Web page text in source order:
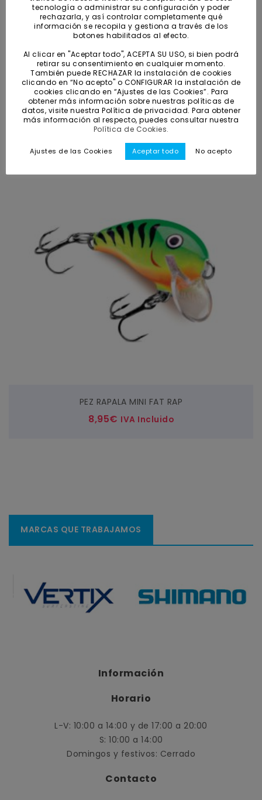
FILTRAR
RESETEAR FILTROS
Rejilla Lista
PEZ RAPALA MINI FAT RAP
8,95€ IVA Incluido
MARCAS QUE TRABAJAMOS
Información
Horario
L-V: 10:00 a 14:00 y de 17:00 a 20:00
S: 10:00 a 14:00
Domingos y festivos: Cerrado
Contacto
tecnología o administrar su configuración y poder
rechazarla, y así controlar completamente qué
información se recopila y gestiona a través de los
botones habilitados al efecto.
Al clicar en "Aceptar todo", ACEPTA SU USO, si bien podrá
retirar su consentimiento en cualquier momento.
También puede RECHAZAR la instalación de cookies
clicando en “No acepto" o CONFIGURAR la instalación de
cookies clicando en “Ajustes de las Cookies”. Para
obtener más información sobre nuestras políticas de
datos, visite nuestra Política de privacidad. Para obtener
más información al respecto, puedes consultar nuestra
Política de Cookies.
Ajustes de las Cookies Aceptar todo No acepto